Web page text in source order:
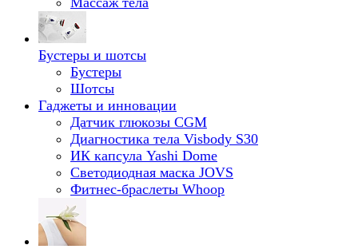
Бустеры и шотсы
Бустеры
Шотсы
Гаджеты и инновации
Датчик глюкозы CGM
Диагностика тела Visbody S30
ИК капсула Yashi Dome
Светодиодная маска JOVS
Фитнес-браслеты Whoop